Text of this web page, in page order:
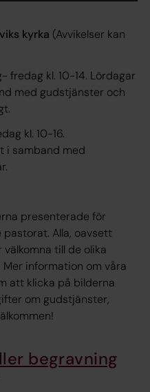
kyrka (Avvikelser kan
fredag kl. 10-14. Lördagar
med gudstjänster och
kl. 10-16.
i samband med
presenterade för
Alla, oavsett
till de olika
information om våra
att klicka på bilderna
om gudstjänster,
begravning